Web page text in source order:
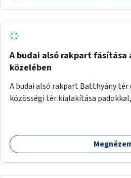
A budai alsó rakpart
közelében
A budai alsó rakpart Batthyány
közösségi tér kialakítása